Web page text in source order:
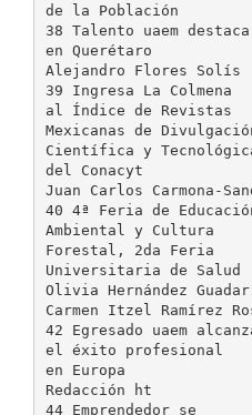
de la Población
38 Talento uaem destaca
en Querétaro
Alejandro Flores Solís
39 Ingresa La Colmena
al Índice de Revistas
Mexicanas de
Científica y
del Conacyt
Juan Carlos Carmona-
40 4ª Feria de
Ambiental y Cultura
Forestal, 2da Feria
Universitaria de Salud
Olivia Hernández
Carmen Itzel Ramírez
42 Egresado uaem
el éxito profesional
en Europa
Redacción ht
44 Emprendedor se